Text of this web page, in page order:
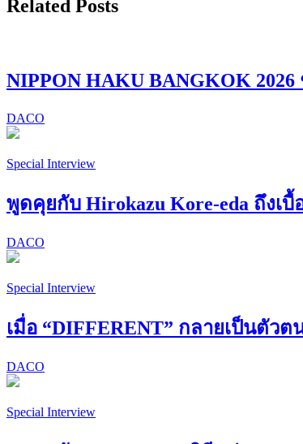
Related Posts
NIPPON HAKU BANGKOK
DACO
Special Interview
พูดคุยกับ Hirokazu Kore-eda ถึงเบื้
DACO
Special Interview
เมื่อ “DIFFERENT” กลายเป็นตัวต
DACO
Special Interview